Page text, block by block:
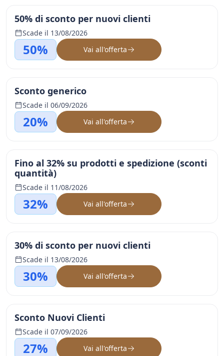
50% di sconto per nuovi clienti
Scade il 13/08/2026
50% Vai all'offerta
Sconto generico
Scade il 06/09/2026
20% Vai all'offerta
Fino al 32% su prodotti e spedizione (sconti
quantità)
Scade il 11/08/2026
32% Vai all'offerta
30% di sconto per nuovi clienti
Scade il 13/08/2026
30% Vai all'offerta
Sconto Nuovi Clienti
Scade il 07/09/2026
27% Vai all'offerta